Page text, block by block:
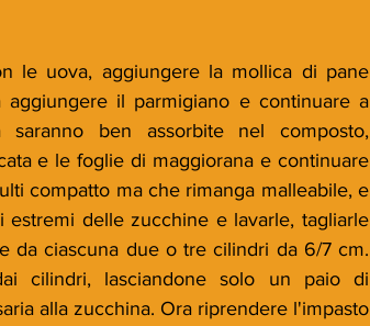
le uova, aggiungere la mollica di pane
il parmigiano e continuare a
ben assorbite nel composto,
e le foglie di maggiorana e continuare
compatto ma che rimanga malleabile, e
estremi delle zucchine e lavarle, tagliarle
da ciascuna due o tre cilindri da 6/7 cm.
cilindri, lasciandone solo un paio di
alla zucchina. Ora riprendere l'impasto